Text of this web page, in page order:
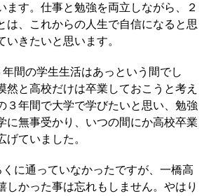
ます。仕事と勉強を両立しながら、２
は、これからの人生で自信になると思
いきたいと思います。
間の学生生活はあっという間でし
然と高校だけは卒業しておこうと考え
３年間で大学で学びたいと思い、勉強
に無事受かり、いつの間にか高校卒業
げていました。
に通っていなかったですが、一橋高
しかった事は忘れもしません。やはり